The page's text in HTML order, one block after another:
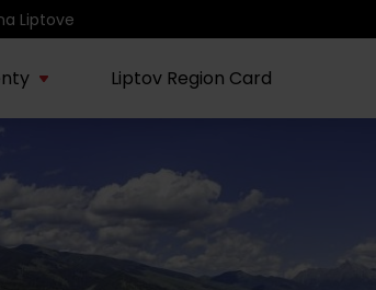
podľa veku detí
NepoznanýZľavy s Liptov
Liptov Region Card